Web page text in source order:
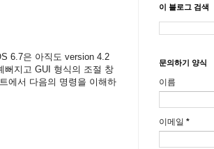
6.7은 아직도 version 4.2
뻐지고 GUI 형식의 조절 창
에서 다음의 명령을 이해하
이 블로그 검색
문의하기 양식
이름
이메일 *